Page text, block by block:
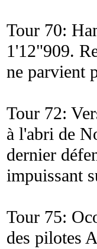
Tour 70:
1'12"909.
ne parvient
Tour 72:
à l'abri de
dernier
impuissant
Tour 75:
des pilotes